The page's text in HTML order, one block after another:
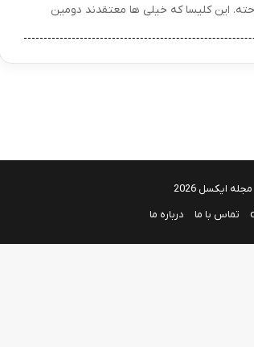
این کلیسا که خیلی ها معتقدند دومین
مجله ایکسل 2026
تماس با ما درباره ما